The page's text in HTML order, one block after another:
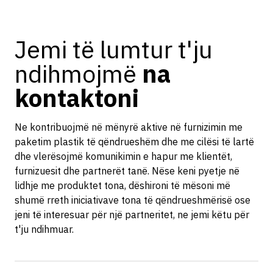
Jemi të lumtur t'ju
ndihmojmë na
kontaktoni
Ne kontribuojmë në mënyrë aktive në furnizimin me
paketim plastik të qëndrueshëm dhe me cilësi të lartë
dhe vlerësojmë komunikimin e hapur me klientët,
furnizuesit dhe partnerët tanë. Nëse keni pyetje në
lidhje me produktet tona, dëshironi të mësoni më
shumë rreth iniciativave tona të qëndrueshmërisë ose
jeni të interesuar për një partneritet, ne jemi këtu për
t'ju ndihmuar.